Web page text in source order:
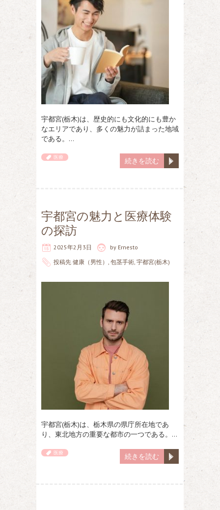
宇都宮(栃木)は、歴史的にも文化的にも豊か
なエリアであり、多くの魅力が詰まった地域
である。…
続きを読む
医療
宇都宮の魅力と医療体験
の探訪
2025年2月3日 by Ernesto
投稿先 健康（男性） , 包茎手術, 宇都宮(栃木)
宇都宮(栃木)は、栃木県の県庁所在地であ
り、東北地方の重要な都市の一つである。…
続きを読む
医療